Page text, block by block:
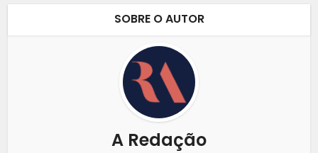
SOBRE O AUTOR
A Redação